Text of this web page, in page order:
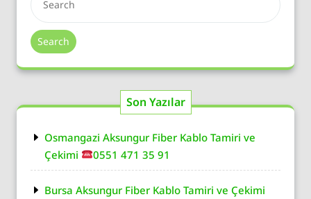
Search
Son Yazılar
Osmangazi Aksungur Fiber Kablo Tamiri ve
Çekimi
0551 471 35 91
Bursa Aksungur Fiber Kablo Tamiri ve Çekimi